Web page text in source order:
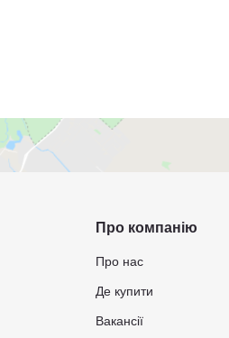
Про компанію
Про нас
Де купити
Вакансії